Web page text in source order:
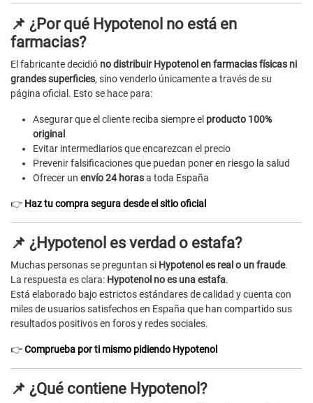
📌 ¿Por qué Hypotenol no está en
farmacias?
El fabricante decidió no distribuir Hypotenol en farmacias físicas ni
grandes superficies, sino venderlo únicamente a través de su
página oficial. Esto se hace para:
Asegurar que el cliente reciba siempre el producto 100%
original
Evitar intermediarios que encarezcan el precio
Prevenir falsificaciones que puedan poner en riesgo la salud
Ofrecer un envío 24 horasa toda España
👉 Haz tu compra segura desde el sitio oficial
📌 ¿Hypotenol es verdad o estafa?
Muchas personas se preguntan si Hypotenol es real o un fraude.
La respuesta es clara: Hypotenol no es una estafa.
Está elaborado bajo estrictos estándares de calidad y cuenta con
miles de usuarios satisfechos en España que han compartido sus
resultados positivos en foros y redes sociales.
👉Comprueba por ti mismo pidiendo Hypotenol
📌 ¿Qué contiene Hypotenol?